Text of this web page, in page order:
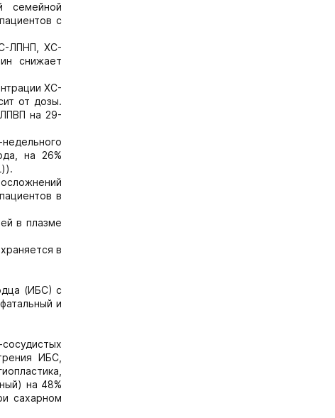
семейной
с
ЛПНП, ХС-
снижает
ХС-
от дозы.
на 29-
на 26%
в
в плазме
в
(ИБС) с
и
ИБС,
на 48%
сахарном